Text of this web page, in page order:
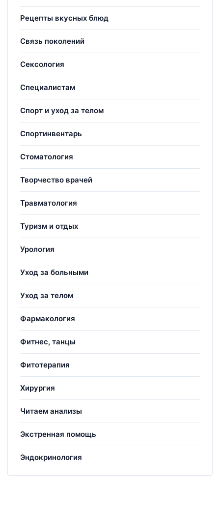
Рецепты вкусных блюд
Связь поколений
Сексология
Специалистам
Спорт и уход за телом
Спортинвентарь
Стоматология
Творчество врачей
Травматология
Туризм и отдых
Урология
Уход за больными
Уход за телом
Фармакология
Фитнес, танцы
Фитотерапия
Хирургия
Читаем анализы
Экстренная помощь
Эндокринология